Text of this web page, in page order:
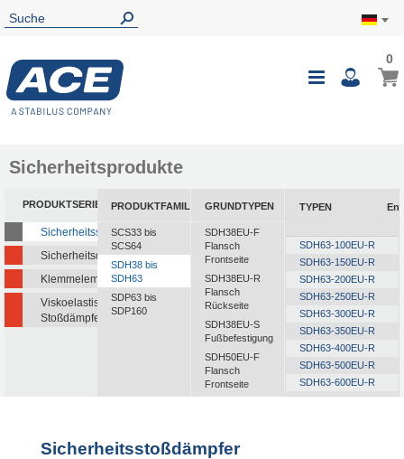
00
Sicherheitsprodukte
PRODUKTSERIEN
Sicherheitsstoßdämpfer
Sicherheitsdämpfer
Klemmelemente
Viskoelastische
Stoßdämpfer
PRODUKTFAMILIEN
SCS33 bis
SCS64
SDH38 bis
SDH63
SDP63 bis
SDP160
GRUNDTYPEN
SDH38EU-F
Flansch
Frontseite
SDH38EU-R
Flansch
Rückseite
SDH38EU-S
Fußbefestigung
SDH50EU-F
Flansch
Frontseite
SDH50EU-S
TYPEN
SDH63-100EU-R
SDH63-150EU-R
SDH63-200EU-R
SDH63-250EU-R
SDH63-300EU-R
SDH63-350EU-R
SDH63-400EU-R
SDH63-500EU-R
SDH63-600EU-R
SDH63-700EU-R
Sicherheitsstoßdämpfer